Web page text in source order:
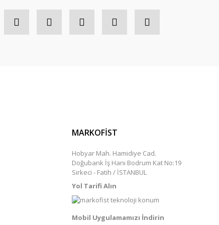
MARKOFİST
Hobyar Mah. Hamidiye Cad.
Doğubank İş Hanı Bodrum Kat No:19
Sirkeci - Fatih / İSTANBUL
Yol Tarifi Alın
Mobil Uygulamamızı İndirin